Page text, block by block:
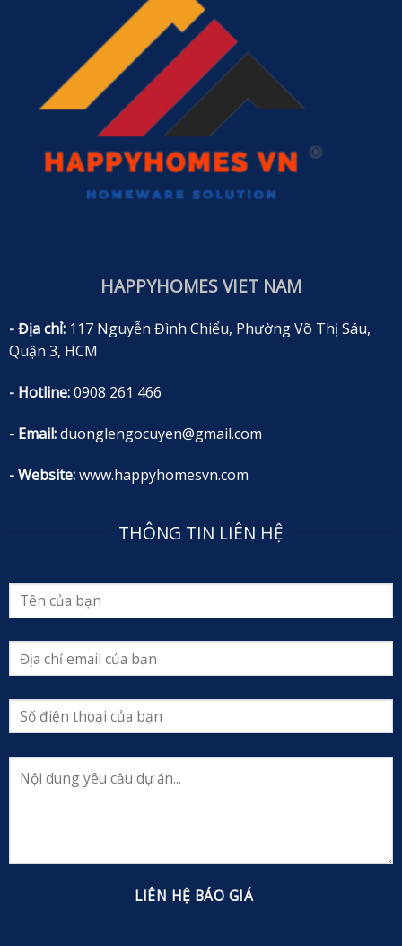
HAPPYHOMES VIET NAM
- Địa chỉ:117 Nguyễn Đình Chiểu, Phường Võ Thị Sáu,
Quận 3, HCM
- Hotline:0908 261 466
- Email:duonglengocuyen@gmail.com
- Website:www.happyhomesvn.com
THÔNG TIN LIÊN HỆ